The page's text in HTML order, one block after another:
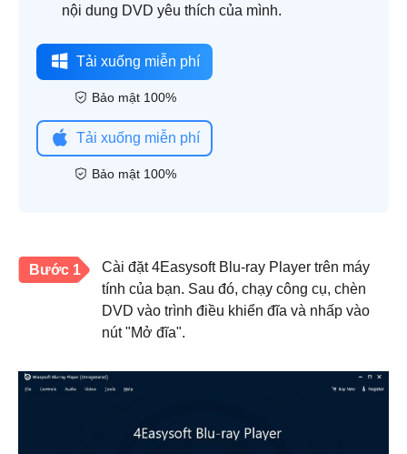
nội dung DVD yêu thích của mình.
Tải xuống miễn phí
Bảo mật 100%
Tải xuống miễn phí
Bảo mật 100%
Bước 1
Cài đặt 4Easysoft Blu-ray Player trên máy
tính của bạn. Sau đó, chạy công cụ, chèn
DVD vào trình điều khiển đĩa và nhấp vào
nút "Mở đĩa".